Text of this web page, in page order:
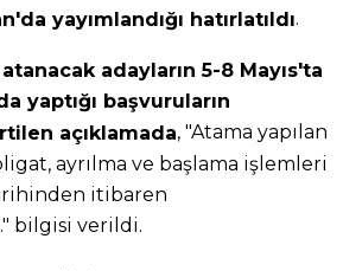
yayımlandığı hatırlatıldı.
adayların 5-8 Mayıs'ta
yaptığı başvuruların
açıklamada, "Atama yapılan
ayrılma ve başlama işlemleri
itibaren
bilgisi verildi.